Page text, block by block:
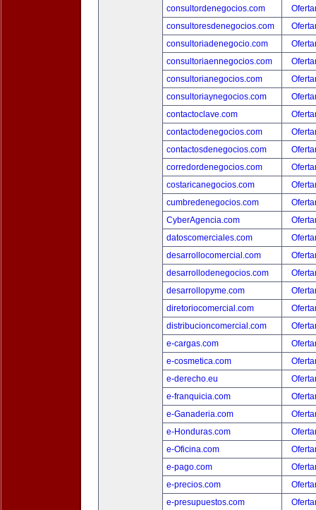
consultordenegocios.com
consultoresdenegocios.com
consultoriadenegocio.com
consultoriaennegocios.com
consultorianegocios.com
consultoriaynegocios.com
contactoclave.com
contactodenegocios.com
contactosdenegocios.com
corredordenegocios.com
costaricanegocios.com
cumbredenegocios.com
CyberAgencia.com
datoscomerciales.com
desarrollocomercial.com
desarrollodenegocios.com
desarrollopyme.com
diretoriocomercial.com
distribucioncomercial.com
e-cargas.com
e-cosmetica.com
e-derecho.eu
e-franquicia.com
e-Ganaderia.com
e-Honduras.com
e-Oficina.com
e-pago.com
e-precios.com
e-presupuestos.com